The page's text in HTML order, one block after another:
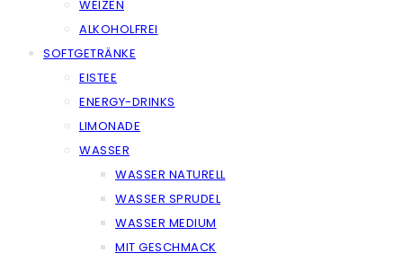
WEIZEN
ALKOHOLFREI
SOFTGETRÄNKE
EISTEE
ENERGY-DRINKS
LIMONADE
WASSER
WASSER NATURELL
WASSER SPRUDEL
WASSER MEDIUM
MIT GESCHMACK